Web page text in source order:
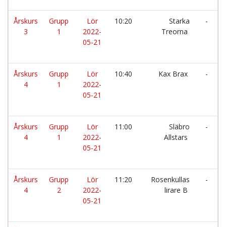
Årskurs
3
Grupp
1
Lör
2022-
05-21
10:20
Starka
Treorna
-
Årskurs
4
Grupp
1
Lör
2022-
05-21
10:40 Kax Brax -
Årskurs
4
Grupp
1
Lör
2022-
05-21
11:00
Släbro
Allstars
-
Årskurs
4
Grupp
2
Lör
2022-
05-21
11:20
Rosenkullas
lirare B
-